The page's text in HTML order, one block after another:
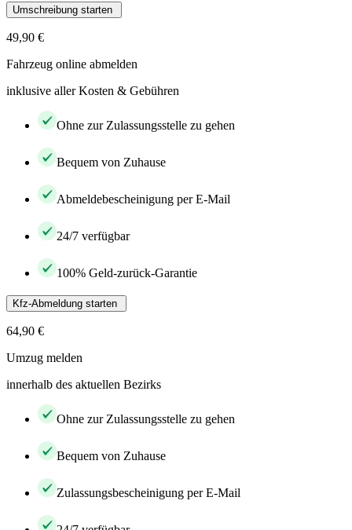
Umschreibung starten
49,90 €
Fahrzeug online abmelden
inklusive aller Kosten & Gebühren
Ohne zur Zulassungsstelle zu gehen
Bequem von Zuhause
Abmeldebescheinigung per E-Mail
24/7 verfügbar
100% Geld-zurück-Garantie
Kfz-Abmeldung starten
64,90 €
Umzug melden
innerhalb des aktuellen Bezirks
Ohne zur Zulassungsstelle zu gehen
Bequem von Zuhause
Zulassungsbescheinigung per E-Mail